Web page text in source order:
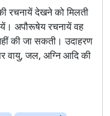
रचनायें देखने को मिलती
अपौरूषेय रचनायें वह
की जा सकती। उदाहरण
वायु, जल, अग्नि आदि की